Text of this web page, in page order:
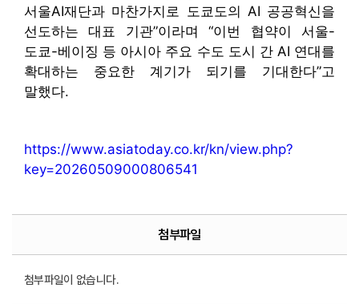
서울AI재단과 마찬가지로 도쿄도의 AI 공공혁신을
선도하는 대표 기관”이라며 “이번 협약이 서울-
도쿄-베이징 등 아시아 주요 수도 도시 간 AI 연대를
확대하는 중요한 계기가 되기를 기대한다”고
말했다.
https://www.asiatoday.co.kr/kn/view.php?
key=20260509000806541
첨부파일
첨부파일이 없습니다.